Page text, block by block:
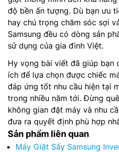
độ bền ấn tượng. Dù bạn ưu
hay chú trọng chăm sóc sợi
Samsung đều có dòng sản
sử dụng của gia đình Việt.
Hy vọng bài viết đã giúp bạn
ích để lựa chọn được chiếc
đáp ứng tốt nhu cầu hiện tại
trong nhiều năm tới. Đừng
không gian đặt máy và nhu
đưa ra quyết định phù hợp
Sản phẩm liên quan
Máy Giặt Sấy Samsung